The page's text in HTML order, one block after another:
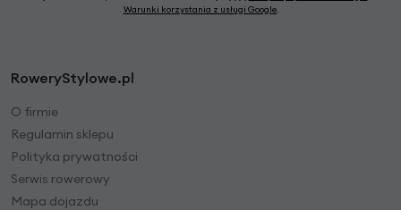
Warunki korzystania z usługi Google.
RoweryStylowe.pl
O firmie
Regulamin sklepu
Polityka prywatności
Serwis rowerowy
Mapa dojazdu